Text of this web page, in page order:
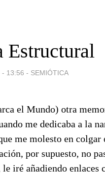
Estructural
- 13:56 - SEMIÓTICA
el Mundo) otra
me dedicaba a la
me molesto en colgar
por supuesto, no
iré añadiendo enlaces